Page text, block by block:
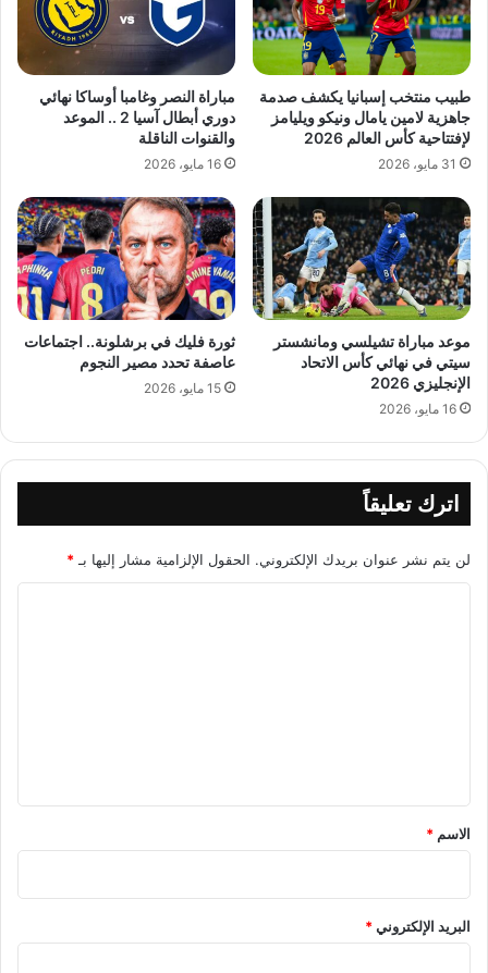
طبيب منتخب إسبانيا يكشف صدمة
جاهزية لامين يامال ونيكو ويليامز
لإفتتاحية كأس العالم 2026
31 مايو، 2026
مباراة النصر وغامبا أوساكا نهائي
دوري أبطال آسيا 2 .. الموعد
والقنوات الناقلة
16 مايو، 2026
موعد مباراة تشيلسي ومانشستر
سيتي في نهائي كأس الاتحاد
الإنجليزي 2026
16 مايو، 2026
ثورة فليك في برشلونة.. اجتماعات
عاصفة تحدد مصير النجوم
15 مايو، 2026
اترك تعليقاً
لن يتم نشر عنوان بريدك الإلكتروني. الحقول الإلزامية مشار إليها بـ *
*
الاسم *
البريد الإلكتروني*